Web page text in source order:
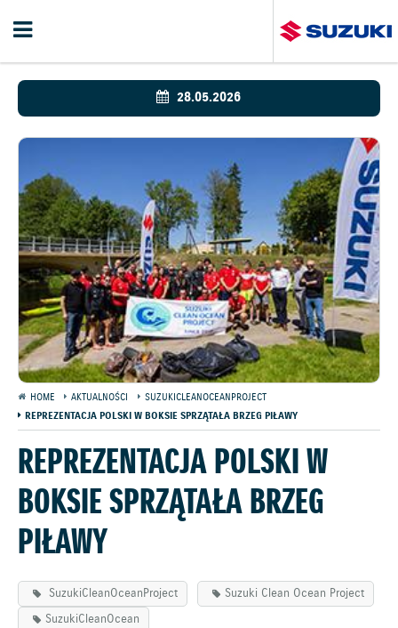
28.05.2026
HOME AKTUALNOŚCI
SUZUKICLEANOCEANPROJECT
REPREZENTACJA POLSKI W BOKSIE SPRZĄTAŁA BRZEG PIŁAWY
REPREZENTACJA POLSKI W
BOKSIE SPRZĄTAŁA BRZEG
PIŁAWY
SuzukiCleanOceanProject
Suzuki Clean Ocean Project
SuzukiCleanOcean